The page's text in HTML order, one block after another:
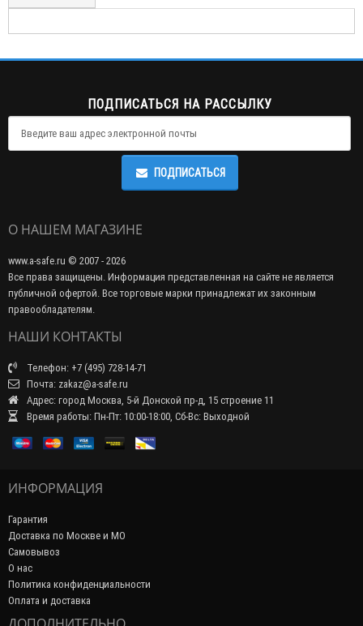
ПОДПИСАТЬСЯ НА РАССЫЛКУ
ПОДПИСАТЬСЯ
О НАШЕМ МАГАЗИНЕ
www.a-safe.ru © 2007 - 2026
Все права защищены. Информация представленная на сайте не является
публичной офертой. Все торговые марки принадлежат их законным
правообладателям.
НАШИ КОНТАКТЫ
Телефон: +7 (495) 728-14-71
Почта: zakaz@a-safe.ru
Адрес: город Москва, 5-й Донской пр-д, 15 строение 11
Время работы: Пн-Пт: 10:00-18:00, Сб-Вс: Выходной
ИНФОРМАЦИЯ
Гарантия
Доставка по Москве и МО
Самовывоз
О нас
Политика конфиденциальности
Оплата и доставка